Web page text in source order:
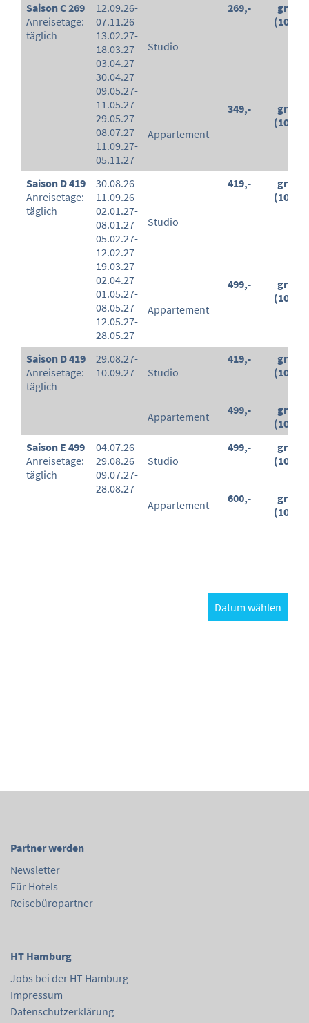
Saison C 269
Anreisetage:
täglich
12.09.26-
07.11.26
13.02.27-
18.03.27
03.04.27-
30.04.27
09.05.27-
11.05.27
29.05.27-
08.07.27
11.09.27-
05.11.27
Studio
269,-
gratis
(100%)
Appartement
349,-
gratis
(100%)
Saison D 419
Anreisetage:
täglich
30.08.26-
11.09.26
02.01.27-
08.01.27
05.02.27-
12.02.27
19.03.27-
02.04.27
01.05.27-
08.05.27
12.05.27-
28.05.27
Studio
419,-
gratis
(100%)
Appartement
499,-
gratis
(100%)
Saison D 419
Anreisetage:
täglich
29.08.27-
10.09.27
Studio
419,-
gratis
(100%)
Appartement 499,-
gratis
(100%)
Saison E 499
Anreisetage:
täglich
04.07.26-
29.08.26
09.07.27-
28.08.27
Studio
499,-
gratis
(100%)
Appartement 600,-
gratis
(100%)
Datum wählen
Partner werden
Newsletter
Für Hotels
Reisebüropartner
HT Hamburg
Jobs bei der HT Hamburg
Impressum
Datenschutzerklärung